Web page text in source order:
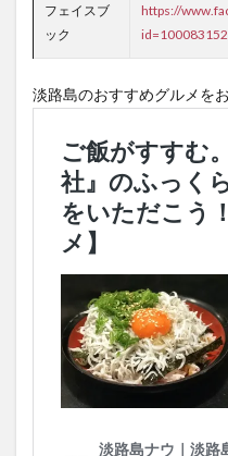
フェイスブ
ック
https://
淡路島のおすすめグルメを